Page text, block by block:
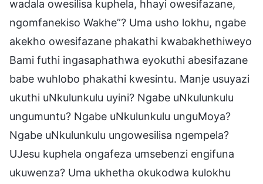
wadala owesilisa kuphela, hhayi owesifazane,
ngomfanekiso Wakhe”? Uma usho lokhu, ngabe
akekho owesifazane phakathi kwabakhethiweyo
Bami futhi ingasaphathwa eyokuthi abesifazane
babe wuhlobo phakathi kwesintu. Manje usuyazi
ukuthi uNkulunkulu uyini? Ngabe uNkulunkulu
ungumuntu? Ngabe uNkulunkulu unguMoya?
Ngabe uNkulunkulu ungowesilisa ngempela?
UJesu kuphela ongafeza umsebenzi engifuna
ukuwenza? Uma ukhetha okukodwa kulokhu